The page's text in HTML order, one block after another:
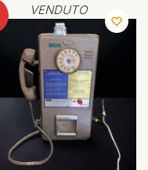
VENDUTO